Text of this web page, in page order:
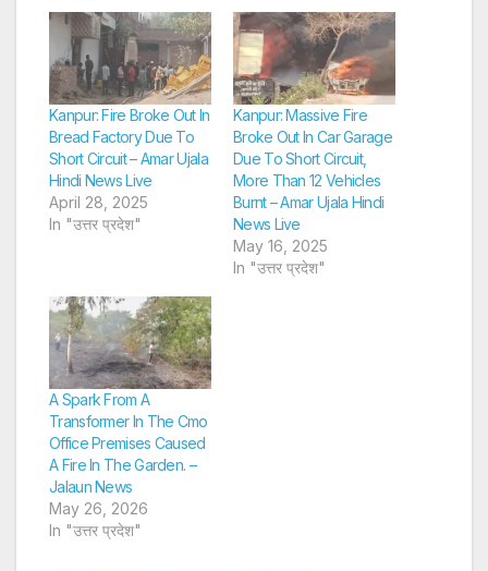
Kanpur: Fire Broke Out In
Bread Factory Due To
Short Circuit – Amar Ujala
Hindi News Live
April 28, 2025
In "उत्तर प्रदेश"
Kanpur: Massive Fire
Broke Out In Car Garage
Due To Short Circuit,
More Than 12 Vehicles
Burnt – Amar Ujala Hindi
News Live
May 16, 2025
In "उत्तर प्रदेश"
A Spark From A
Transformer In The Cmo
Office Premises Caused
A Fire In The Garden. –
Jalaun News
May 26, 2026
In "उत्तर प्रदेश"